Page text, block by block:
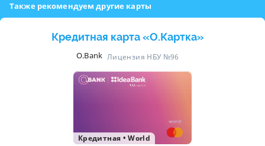
Также рекомендуем другие карты
Кредитная карта «O.Картка»
O.Bank Лицензия НБУ №96
Кредитная •World